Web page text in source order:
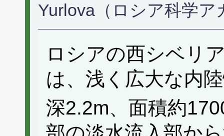
Yurlova（ロシア科学
ロシアの西シベリ
は、浅く広大な内
深2.2m、面積約